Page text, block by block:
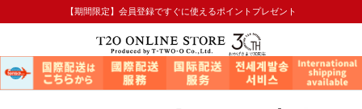
【期間限定】会員登録ですぐに使えるポイントプレゼント